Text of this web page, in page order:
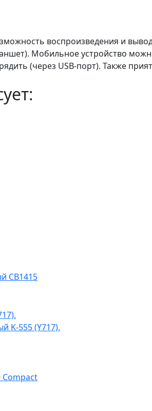
воспроизведения и
Мобильное устройство
(через USB-порт). Также
CB1415
K-555 (Y717).
Compact